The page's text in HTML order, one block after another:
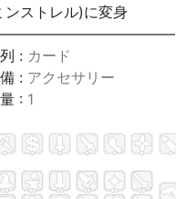
ンストレル)に変身
: カード
: アクセサリー
: 1